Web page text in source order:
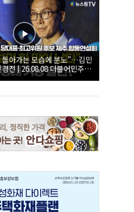
아가는 모습에 분노”…김민
전 | 26.08.08 더불어민주당
후보 제주 합동연설회